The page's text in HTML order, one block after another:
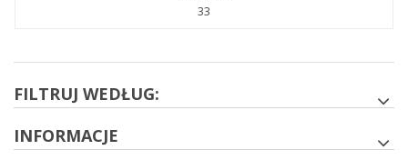
33
FILTRUJ WEDŁUG:
INFORMACJE